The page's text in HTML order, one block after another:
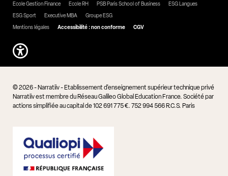
Ecole Gestion Finance Ecole RH PSB Paris School of Business
ESG Langues
ESG Sport
Executive MBA
Groupe ESG
Mentions légales
Accessibilité : non conforme CGV
© 2026 - Narratiiv - Etablissement d'enseignement supérieur technique privé
Narratiiv est membre du Réseau Galileo Global Education France. Société par
actions simplifiée au capital de 102 691 775 €. 752 994 566 R.C.S. Paris